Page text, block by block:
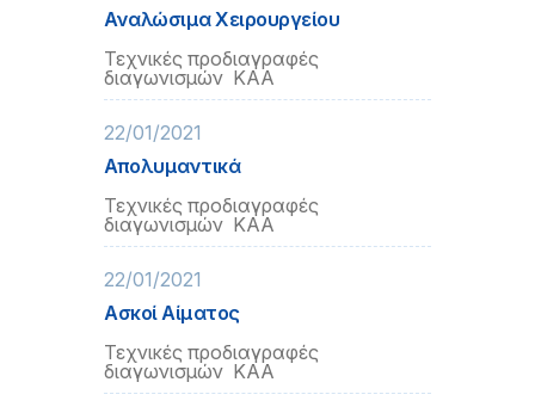
Αναλώσιμα Χειρουργείου
Τεχνικές προδιαγραφές
διαγωνισμών ΚΑΑ
22/01/2021
Απολυμαντικά
Τεχνικές προδιαγραφές
διαγωνισμών ΚΑΑ
22/01/2021
Ασκοί Αίματος
Τεχνικές προδιαγραφές
διαγωνισμών ΚΑΑ